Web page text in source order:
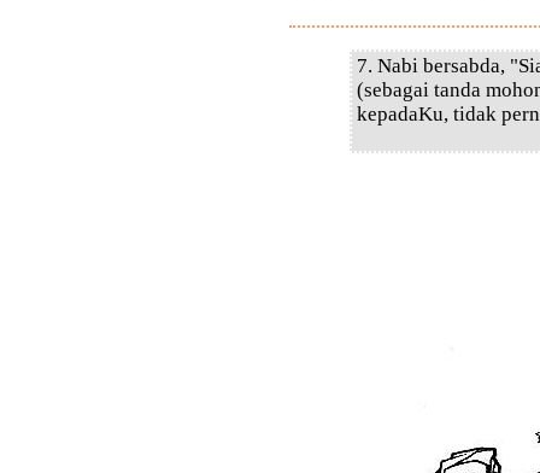
7. Nabi bersabda,
(sebagai tanda
kepadaKu, tidak